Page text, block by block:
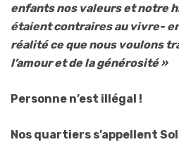
enfants nos valeurs et notre
étaient contraires au vivre-
réalité ce que nous voulons
l’amour et de la générosité »
Personne n’est illégal !
Nos quartiers s’appellent